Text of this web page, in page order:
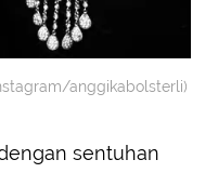
anggikabolsterli)
sentuhan